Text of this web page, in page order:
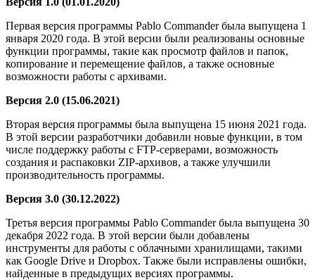
Первая версия программы Pablo Commander была выпущена 1
января 2020 года. В этой версии были реализованы основные
функции программы, такие как просмотр файлов и папок,
копирование и перемещение файлов, а также основные
возможности работы с архивами.
Версия 2.0 (15.06.2021)
Вторая версия программы была выпущена 15 июня 2021 года.
В этой версии разработчики добавили новые функции, в том
числе поддержку работы с FTP-серверами, возможность
создания и распаковки ZIP-архивов, а также улучшили
производительность программы.
Версия 3.0 (30.12.2022)
Третья версия программы Pablo Commander была выпущена 30
декабря 2022 года. В этой версии были добавлены
инструменты для работы с облачными хранилищами, такими
как Google Drive и Dropbox. Также были исправлены ошибки,
найденные в предыдущих версиях программы.